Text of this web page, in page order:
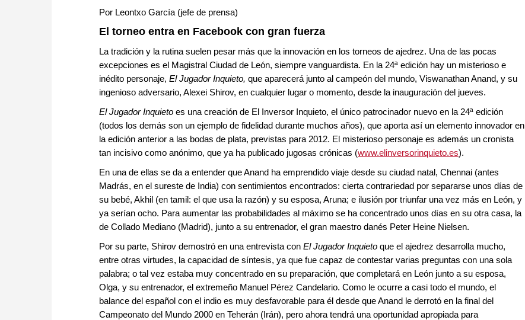
Por Leontxo García (jefe de prensa)
El torneo entra en Facebook con gran fuerza
La tradición y la rutina suelen pesar más que la innovación en los torneos de ajedrez. Una de las pocas
excepciones es el Magistral Ciudad de León, siempre vanguardista. En la 24ª edición hay un misterioso e
inédito personaje, El Jugador Inquieto, que aparecerá junto al campeón del mundo, Viswanathan Anand, y su
ingenioso adversario, Alexei Shirov, en cualquier lugar o momento, desde la inauguración del jueves.
El Jugador Inquieto es una creación de El Inversor Inquieto, el único patrocinador nuevo en la 24ª edición
(todos los demás son un ejemplo de fidelidad durante muchos años), que aporta así un elemento innovador en
la edición anterior a las bodas de plata, previstas para 2012. El misterioso personaje es además un cronista
tan incisivo como anónimo, que ya ha publicado jugosas crónicas (www.elinversorinquieto.es).
En una de ellas se da a entender que Anand ha emprendido viaje desde su ciudad natal, Chennai (antes
Madrás, en el sureste de India) con sentimientos encontrados: cierta contrariedad por separarse unos días de
su bebé, Akhil (en tamil: el que usa la razón) y su esposa, Aruna; e ilusión por triunfar una vez más en León, y
ya serían ocho. Para aumentar las probabilidades al máximo se ha concentrado unos días en su otra casa, la
de Collado Mediano (Madrid), junto a su entrenador, el gran maestro danés Peter Heine Nielsen.
Por su parte, Shirov demostró en una entrevista con El Jugador Inquieto que el ajedrez desarrolla mucho,
entre otras virtudes, la capacidad de síntesis, ya que fue capaz de contestar varias preguntas con una sola
palabra; o tal vez estaba muy concentrado en su preparación, que completará en León junto a su esposa,
Olga, y su entrenador, el extremeño Manuel Pérez Candelario. Como le ocurre a casi todo el mundo, el
balance del español con el indio es muy desfavorable para él desde que Anand le derrotó en la final del
Campeonato del Mundo 2000 en Teherán (Irán), pero ahora tendrá una oportunidad apropiada para